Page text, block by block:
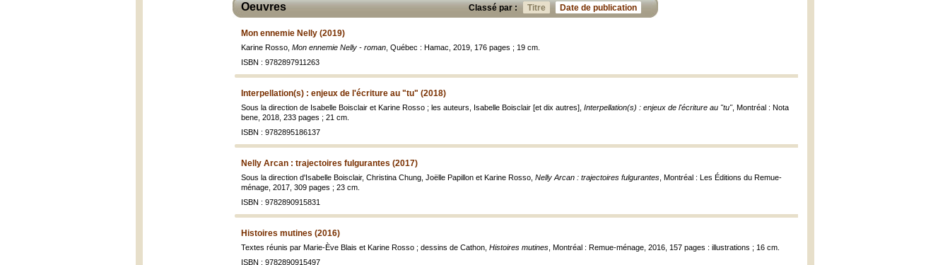
Classé par : Titre Date de publication
Oeuvres
Mon ennemie Nelly (2019)
Karine Rosso, Mon ennemie Nelly - roman , Québec : Hamac, 2019, 176 pages ; 19 cm.
ISBN : 9782897911263
Interpellation(s) : enjeux de l'écriture au "tu" (2018)
Sous la direction de Isabelle Boisclair et Karine Rosso ; les auteurs, Isabelle Boisclair [et dix autres], Interpellation(s) : enjeux de l'écriture au "tu", Montréal : Nota
bene, 2018, 233 pages ; 21 cm.
ISBN : 9782895186137
Nelly Arcan : trajectoires fulgurantes (2017)
Sous la direction d'Isabelle Boisclair, Christina Chung, Joëlle Papillon et Karine Rosso, Nelly Arcan : trajectoires fulgurantes , Montréal : Les Éditions du Remue-
ménage, 2017, 309 pages ; 23 cm.
ISBN : 9782890915831
Histoires mutines (2016)
Textes réunis par Marie-Ève Blais et Karine Rosso ; dessins de Cathon, Histoires mutines , Montréal : Remue-ménage, 2016, 157 pages : illustrations ; 16 cm.
ISBN : 9782890915497